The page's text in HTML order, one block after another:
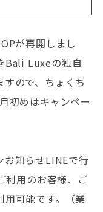
が再開しまし
Bali Luxeの独自
ので、ちょくち
初めはキャンペー
お知らせLINEで行
利用のお客様、ご
可能です。（業